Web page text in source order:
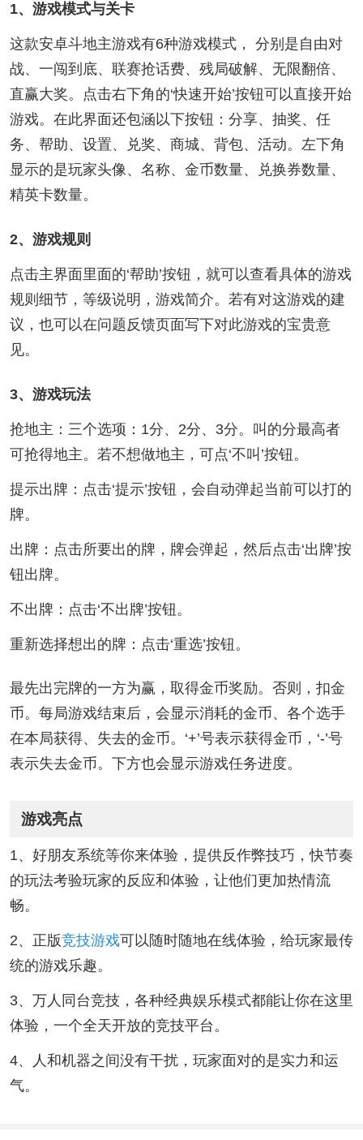
1、游戏模式与关卡
这款安卓斗地主游戏有6种游戏模式， 分别是自由对
战、一闯到底、联赛抢话费、残局破解、无限翻倍、
直赢大奖。点击右下角的‘快速开始’按钮可以直接开始
游戏。在此界面还包涵以下按钮：分享、抽奖、任
务、帮助、设置、兑奖、商城、背包、活动。左下角
显示的是玩家头像、名称、金币数量、兑换券数量、
精英卡数量。
2、游戏规则
点击主界面里面的‘帮助’按钮，就可以查看具体的游戏
规则细节，等级说明，游戏简介。若有对这游戏的建
议，也可以在问题反馈页面写下对此游戏的宝贵意
见。
3、游戏玩法
抢地主：三个选项：1分、2分、3分。叫的分最高者
可抢得地主。若不想做地主，可点‘不叫’按钮。
提示出牌：点击‘提示’按钮，会自动弹起当前可以打的
牌。
出牌：点击所要出的牌，牌会弹起，然后点击‘出牌’按
钮出牌。
不出牌：点击‘不出牌’按钮。
重新选择想出的牌：点击‘重选’按钮。
最先出完牌的一方为赢，取得金币奖励。否则，扣金
币。每局游戏结束后，会显示消耗的金币、各个选手
在本局获得、失去的金币。‘+’号表示获得金币，‘-’号
表示失去金币。下方也会显示游戏任务进度。
游戏亮点
1、好朋友系统等你来体验，提供反作弊技巧，快节奏
的玩法考验玩家的反应和体验，让他们更加热情流
畅。
2、正版竞技游戏可以随时随地在线体验，给玩家最传
统的游戏乐趣。
3、万人同台竞技，各种经典娱乐模式都能让你在这里
体验，一个全天开放的竞技平台。
4、人和机器之间没有干扰，玩家面对的是实力和运
气。